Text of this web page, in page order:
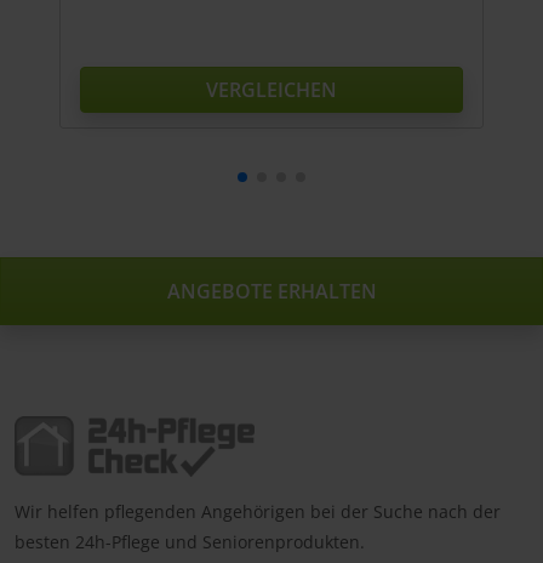
VERGLEICHEN
ANGEBOTE ERHALTEN
Wir helfen pflegenden Angehörigen bei der Suche nach der
besten 24h-Pflege und Seniorenprodukten.